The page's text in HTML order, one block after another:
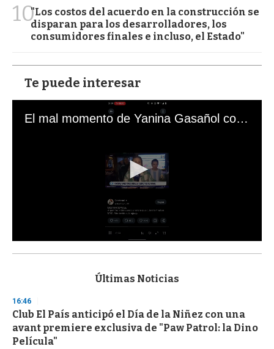
10"Los costos del acuerdo en la construcción se
disparan para los desarrolladores, los
consumidores finales e incluso, el Estado"
Te puede interesar
El mal momento de Yanina Gasañol con un hincha argentino en "Subrayado"
s
d
s
o
f
3
Últimas Noticias
16:46
Club El País anticipó el Día de la Niñez con una
avant premiere exclusiva de "Paw Patrol: la Dino
Película"